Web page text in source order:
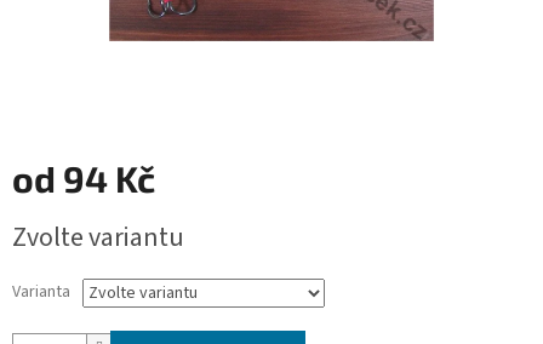
od 94 Kč
cena:
Zvolte variantu
Varianta